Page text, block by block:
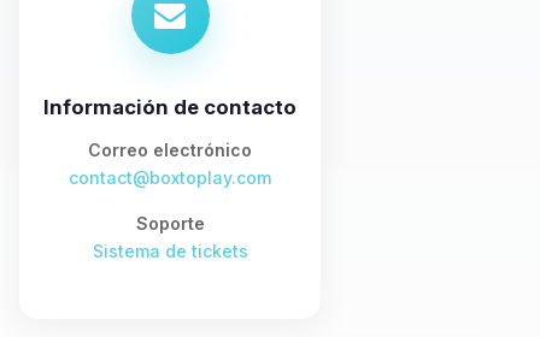
Información de contacto
Correo electrónico
contact@boxtoplay.com
Soporte
Sistema de tickets
hablar! Soy Choupy, tu pequeno
asistente de BoxToPlay. Cuentame